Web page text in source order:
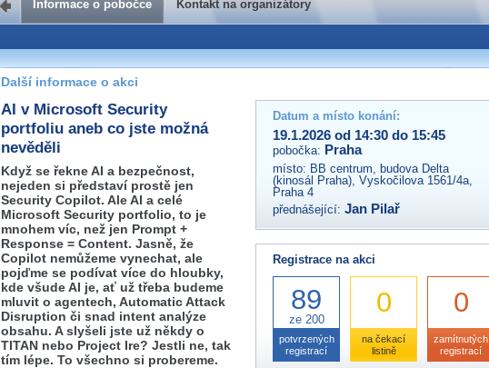
Kontakt na organizátory
Pokud máte jakýkoliv dotaz na organizátory této akce,
prosím neváhejte nás kontaktovat na e-mailu:
praha@wug.cz
Informace o pobočce Kontakt na organizátory
Další informace o akci
AI v Microsoft Security
portfoliu aneb co jste možná
nevěděli
Když se řekne AI a bezpečnost,
nejeden si představí prostě jen
Security Copilot. Ale AI a celé
Microsoft Security portfolio, to je
mnohem víc, než jen Prompt +
Response = Content. Jasně, že
Copilot nemůžeme vynechat, ale
pojďme se podívat více do hloubky,
kde všude AI je, ať už třeba budeme
mluvit o agentech, Automatic Attack
Disruption či snad intent analýze
obsahu. A slyšeli jste už někdy o
TITAN nebo Project Ire? Jestli ne, tak
tím lépe. To všechno si probereme.
Datum a místo konání:
19.1.2026 od 14:30 do 15:45
pobočka: Praha
místo: BB centrum, budova Delta
(kinosál Praha), Vyskočilova 1561/4a,
Praha 4
přednášející: Jan Pilař
Registrace na akci
89
ze 200
potvrzených
registrací
0
na čekací
listině
0
zamítnutých
registrací